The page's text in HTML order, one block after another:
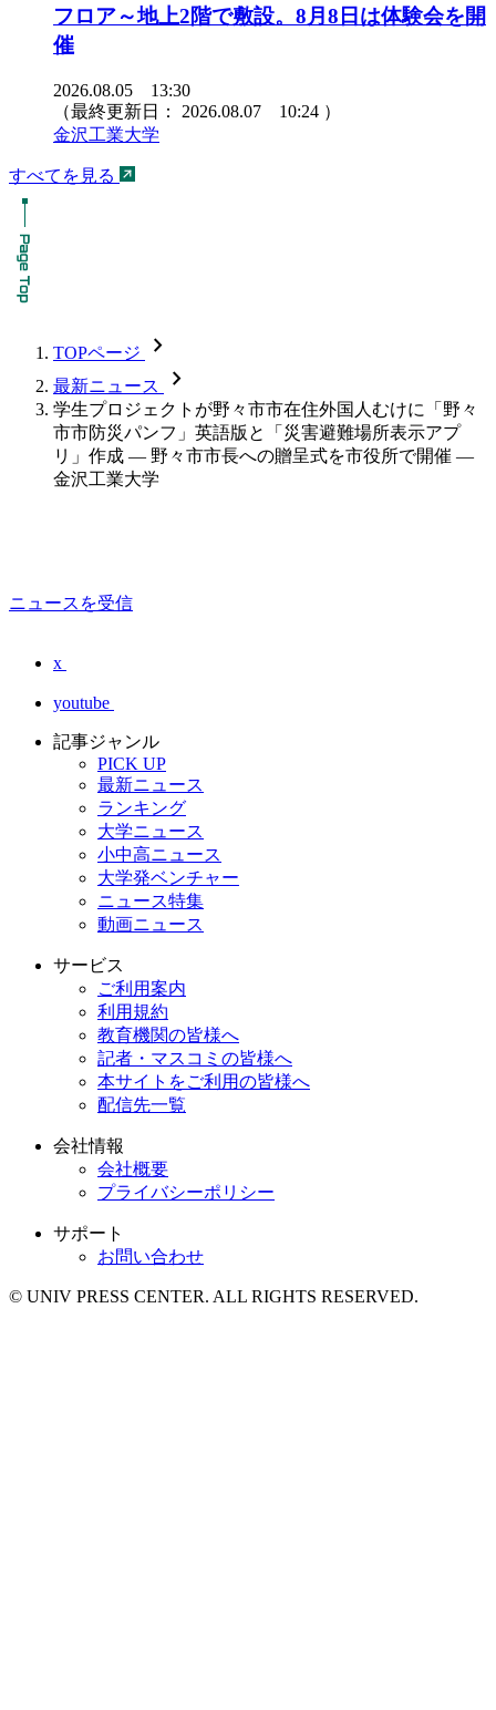
フロア～地上2階で敷設。8月8日は体験会を開
催
2026.08.05 13:30
（最終更新日： 2026.08.07 10:24 ）
金沢工業大学
すべてを見る
TOPページ chevron_forward
最新ニュース chevron_forward
学生プロジェクトが野々市市在住外国人むけに「野々
市市防災パンフ」英語版と「災害避難場所表示アプ
リ」作成 — 野々市市長への贈呈式を市役所で開催 —
金沢工業大学
ニュースを受信
x
youtube
記事ジャンル
PICK UP
最新ニュース
ランキング
大学ニュース
小中高ニュース
大学発ベンチャー
ニュース特集
動画ニュース
サービス
ご利用案内
利用規約
教育機関の皆様へ
記者・マスコミの皆様へ
本サイトをご利用の皆様へ
配信先一覧
会社情報
会社概要
プライバシーポリシー
サポート
お問い合わせ
© UNIV PRESS CENTER. ALL RIGHTS RESERVED.